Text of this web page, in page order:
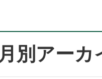
月別アーカ